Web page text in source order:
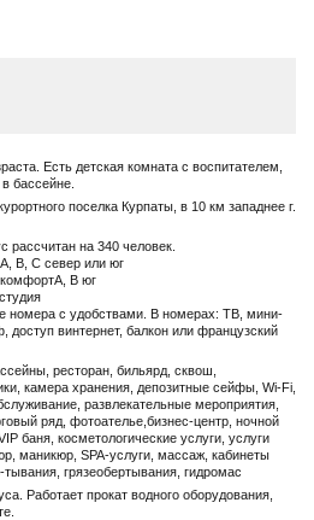
Есть детская комната с воспитателем,
бассейне.
поселка Курпаты, в 10 км западнее г.
рассчитан на 340 человек.
В, С север или юг
комфортА, В юг
номера с удобствами. В номерах: ТВ, мини-
доступ винтернет, балкон или французский
ресторан, бильярд, сквош,
камера хранения, депозитные сейфы, Wi-Fi,
развлекательные мероприятия,
ряд, фотоателье,бизнес-центр, ночной
баня, косметологические услуги, услуги
маникюр, SPA-услуги, массаж, кабинеты
грязеобертывания, гидромас
Работает прокат водного оборудования,